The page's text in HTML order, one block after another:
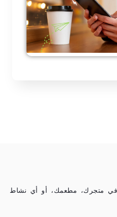
في متجرك، مطعمك، أو أي نشاط